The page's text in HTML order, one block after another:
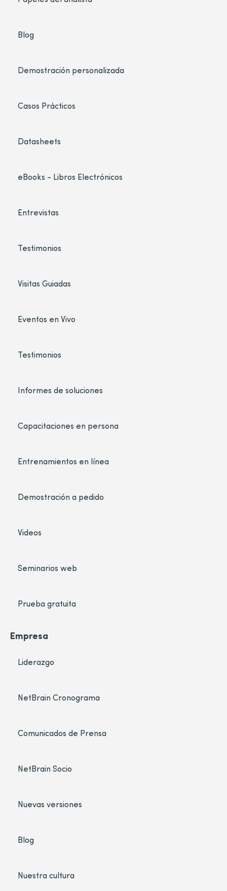
Blog
Demostración personalizada
Casos Prácticos
Datasheets
eBooks - Libros Electrónicos
Entrevistas
Testimonios
Visitas Guiadas
Eventos en Vivo
Testimonios
Informes de soluciones
Capacitaciones en persona
Entrenamientos en línea
Demostración a pedido
Videos
Seminarios web
Prueba gratuita
Empresa
Liderazgo
NetBrain Cronograma
Comunicados de Prensa
NetBrain Socio
Nuevas versiones
Blog
Nuestra cultura